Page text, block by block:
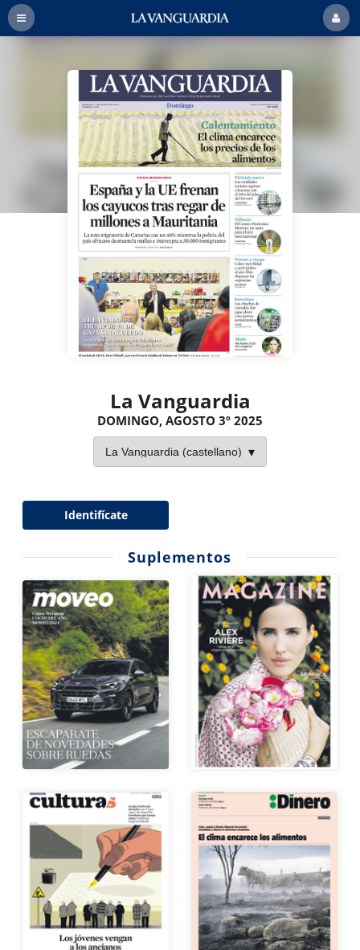
La Vanguardia
DOMINGO, AGOSTO 3º 2025
Identifícate
Suplementos